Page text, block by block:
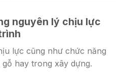
nguyên lý chịu lực
lực cũng như chức năng
hay trong xây dựng.